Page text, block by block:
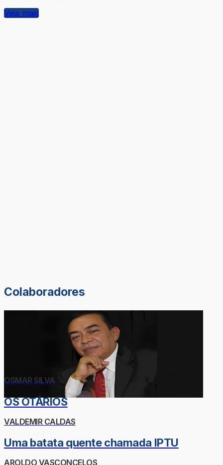
Veja mais
Colaboradores
OSMAR SILVA
OS OTÁRIOS
VALDEMIR CALDAS
Uma batata quente chamada IPTU
AROLDO VASCONCELOS